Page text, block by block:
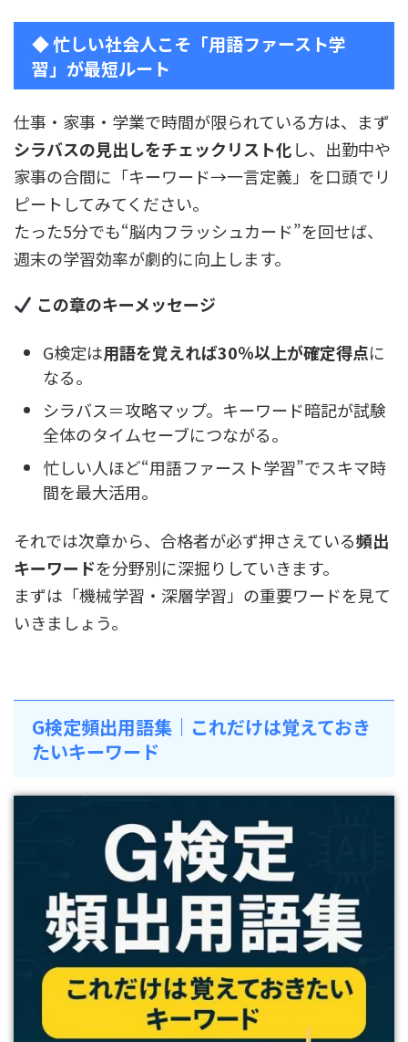
◆ 忙しい社会人こそ「用語ファースト学
習」が最短ルート
仕事・家事・学業で時間が限られている方は、まず
シラバスの見出しをチェックリスト化し、出勤中や
家事の合間に「キーワード→一言定義」を口頭でリ
ピートしてみてください。
たった5分でも“脳内フラッシュカード”を回せば、
週末の学習効率が劇的に向上します。
この章のキーメッセージ
G検定は用語を覚えれば30％以上が確定得点に
なる。
シラバス＝攻略マップ。キーワード暗記が試験
全体のタイムセーブにつながる。
忙しい人ほど“用語ファースト学習”でスキマ時
間を最大活用。
それでは次章から、合格者が必ず押さえている頻出
キーワードを分野別に深掘りしていきます。
まずは「機械学習・深層学習」の重要ワードを見て
いきましょう。
G検定頻出用語集｜これだけは覚えておき
たいキーワード